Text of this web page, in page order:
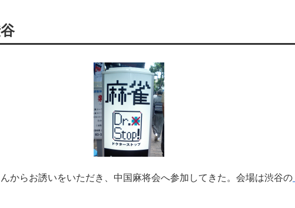
からお誘いをいただき、中国麻将会へ参加してきた。会場は渋谷の